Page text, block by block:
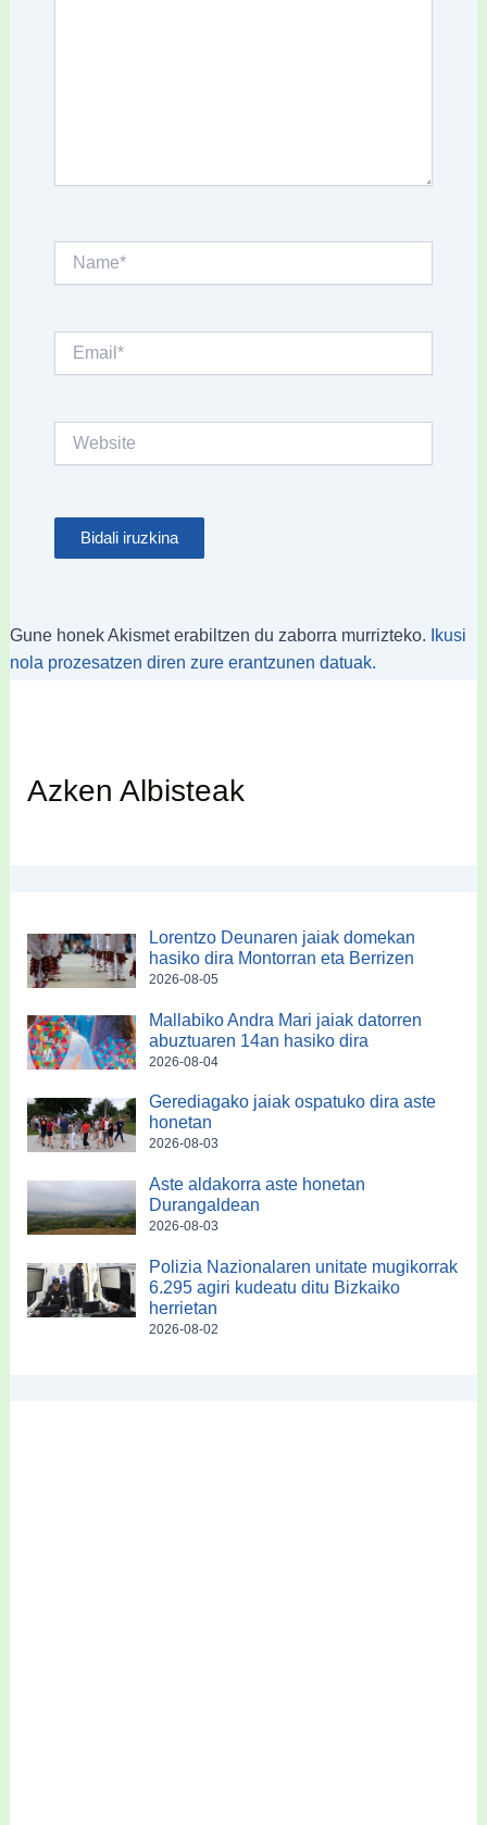
Gune honek Akismet erabiltzen du zaborra murrizteko.
Ikusi
nola prozesatzen diren zure erantzunen datuak.
Azken Albisteak
Lorentzo Deunaren jaiak domekan
hasiko dira Montorran eta Berrizen
2026-08-05
Mallabiko Andra Mari jaiak datorren
abuztuaren 14an hasiko dira
2026-08-04
Gerediagako jaiak ospatuko dira aste
honetan
2026-08-03
Aste aldakorra aste honetan
Durangaldean
2026-08-03
Polizia Nazionalaren unitate mugikorrak
6.295 agiri kudeatu ditu Bizkaiko
herrietan
2026-08-02